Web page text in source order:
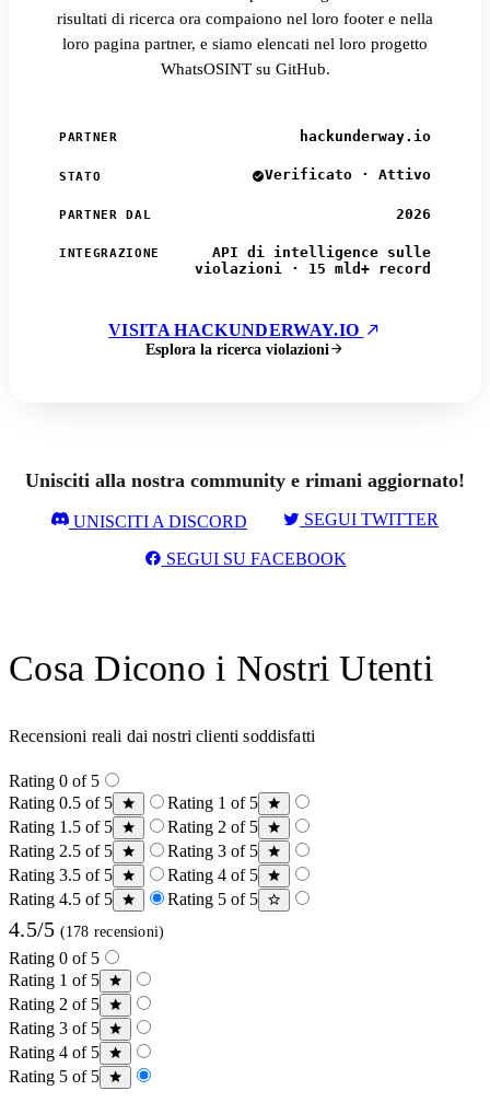
risultati di ricerca ora compaiono nel loro footer e nella
loro pagina partner, e siamo elencati nel loro progetto
WhatsOSINT su GitHub.
PARTNER hackunderway.io
STATO Verificato · Attivo
PARTNER DAL 2026
INTEGRAZIONE
API di intelligence sulle
violazioni · 15 mld+ record
VISITA HACKUNDERWAY.IO
Esplora la ricerca violazioni
Unisciti alla nostra community e rimani aggiornato!
UNISCITI A DISCORD SEGUI TWITTER
SEGUI SU FACEBOOK
Cosa Dicono i Nostri Utenti
Recensioni reali dai nostri clienti soddisfatti
Rating 0 of 5
Rating 0.5 of 5
Rating 1 of 5
Rating 1.5 of 5
Rating 2 of 5
Rating 2.5 of 5
Rating 3 of 5
Rating 3.5 of 5
Rating 4 of 5
Rating 4.5 of 5
Rating 5 of 5
4.5/5 (178 recensioni)
Rating 0 of 5
Rating 1 of 5
Rating 2 of 5
Rating 3 of 5
Rating 4 of 5
Rating 5 of 5